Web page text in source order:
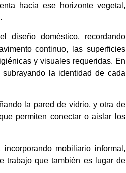
hacia ese horizonte vegetal,
diseño doméstico, recordando
continuo, las superficies
y visuales requeridas. En
la identidad de cada
la pared de vidrio, y otra de
permiten conectar o aislar los
mobiliario informal,
trabajo que también es lugar de